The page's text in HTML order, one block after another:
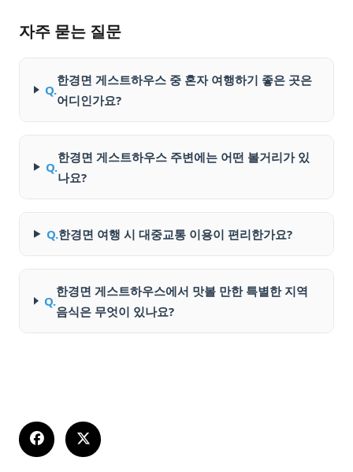
자주 묻는 질문
Q.
한경면 게스트하우스 중 혼자 여행하기 좋은 곳은
어디인가요?
Q.
한경면 게스트하우스 주변에는 어떤 볼거리가 있
나요?
Q.한경면 여행 시 대중교통 이용이 편리한가요?
Q.
한경면 게스트하우스에서 맛볼 만한 특별한 지역
음식은 무엇이 있나요?